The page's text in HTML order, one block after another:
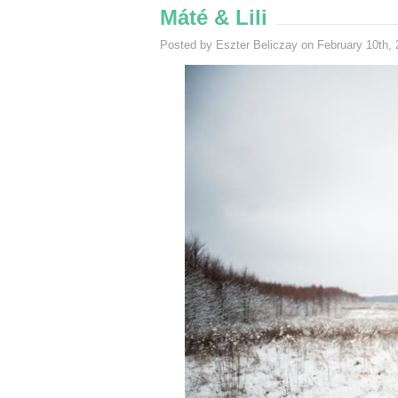
Máté & Lili
Posted by Eszter Beliczay on February 10th,